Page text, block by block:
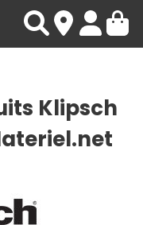
Klipsch